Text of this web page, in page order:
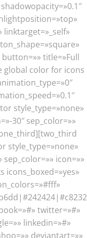
linktarget=»_self»
title=»Full
global color for icons
style_type=»none»
30″ sep_color=»»
style_type=»none»
icon=»»
icons_boxed=»yes»
twitter=»#»
linkedin=»#»
deviantart=»»